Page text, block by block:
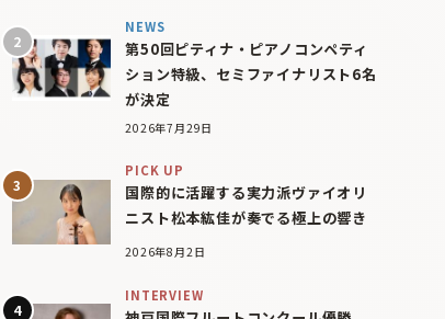
NEWS
第50回ピティナ・ピアノコンペティ
ション特級、セミファイナリスト6名
が決定
2026年7月29日
PICK UP
国際的に活躍する実力派ヴァイオリ
ニスト松本紘佳が奏でる極上の響き
2026年8月2日
INTERVIEW